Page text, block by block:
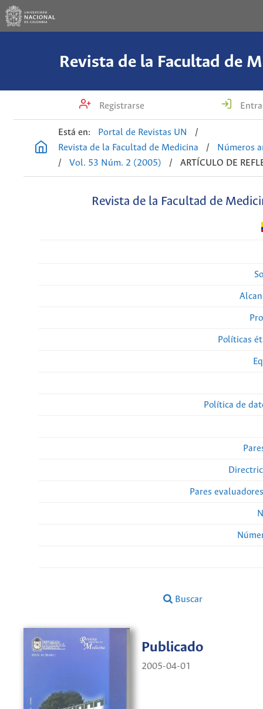
Revista de la Facultad de
Registrarse
Está en: Portal de Revistas UN
/
Revista de la Facultad de Medicina
/
Números
/
Vol. 53 Núm. 2 (2005) / ARTÍCULO DE
Revista de la Facultad de
Políticas
Política de
Pares
Buscar
Publicado
2005-04-01